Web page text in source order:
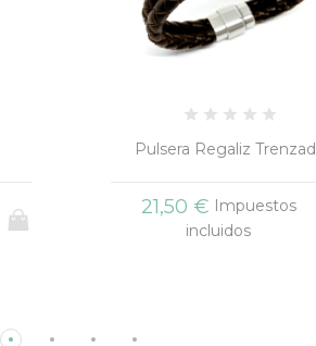
Pulsera Gargantilla
19,50 € Impuestos
incluidos